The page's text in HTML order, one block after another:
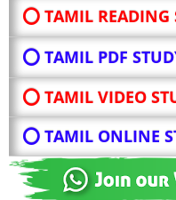
⭕ TAMIL READING
⭕ TAMIL PDF
⭕ TAMIL VIDEO
⭕ TAMIL ONLINE